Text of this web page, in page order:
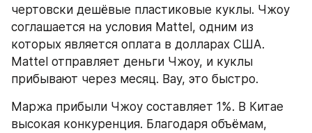
чертовски дешёвые пластиковые куклы. Чжоу
соглашается на условия Mattel, одним из
которых является оплата в долларах США.
Mattel отправляет деньги Чжоу, и куклы
прибывают через месяц. Вау, это быстро.
Маржа прибыли Чжоу составляет 1%. В Китае
высокая конкуренция. Благодаря объёмам,